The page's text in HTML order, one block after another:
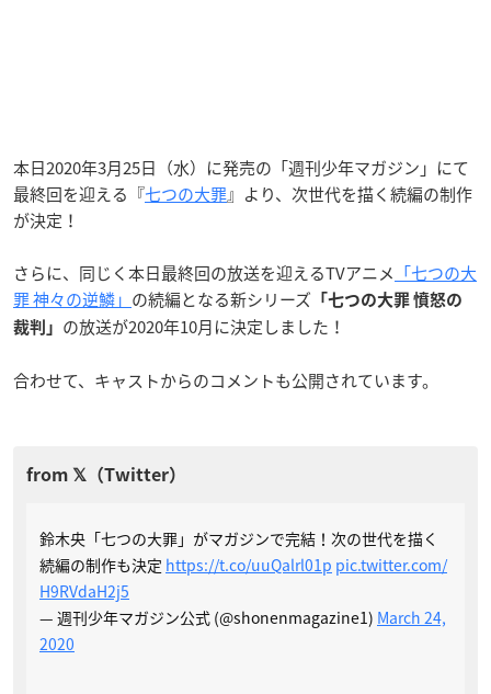
本日2020年3月25日（水）に発売の「週刊少年マガジン」にて
最終回を迎える『七つの大罪』より、次世代を描く続編の制作
が決定！
さらに、同じく本日最終回の放送を迎えるTVアニメ 「七つの大
罪 神々の逆鱗」 の続編となる新シリーズ 「七つの大罪 憤怒の
裁判」 の放送が2020年10月に決定しました！
合わせて、キャストからのコメントも公開されています。
鈴木央「七つの大罪」がマガジンで完結！次の世代を描く
続編の制作も決定 https://t.co/uuQalrl01p pic.twitter.com/
H9RVdaH2j5
— 週刊少年マガジン公式 (@shonenmagazine1) March 24,
2020